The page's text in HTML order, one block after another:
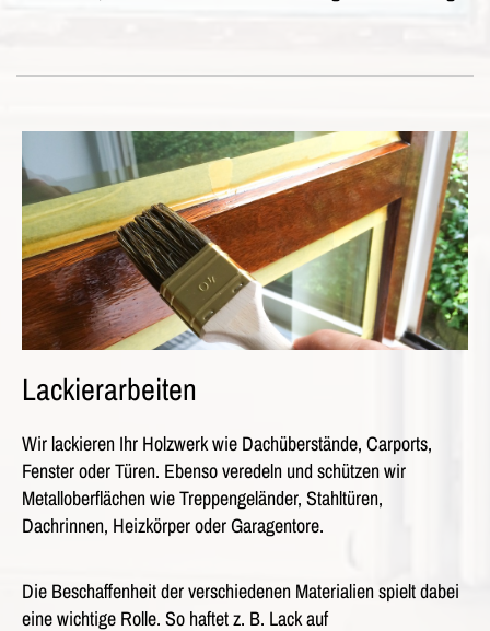
Lackierarbeiten
Wir lackieren Ihr Holzwerk wie Dachüberstände, Carports,
Fenster oder Türen. Ebenso veredeln und schützen wir
Metalloberflächen wie Treppengeländer, Stahltüren,
Dachrinnen, Heizkörper oder Garagentore.
Die Beschaffenheit der verschiedenen Materialien spielt dabei
eine wichtige Rolle. So haftet z. B. Lack auf